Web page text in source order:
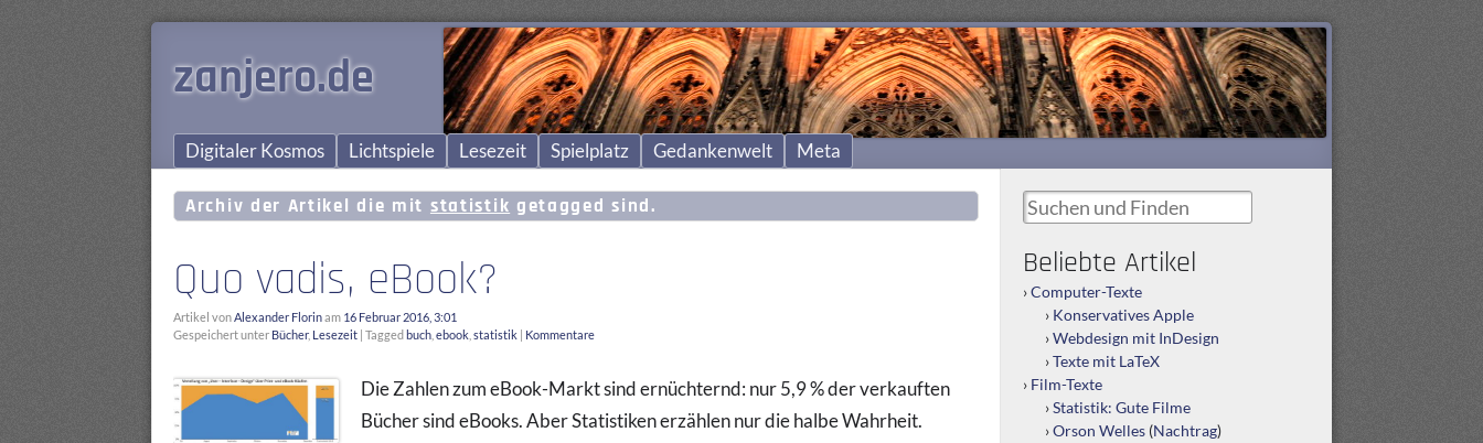
zanjero.de
Digitaler Kosmos Lichtspiele Lesezeit Spielplatz Gedankenwelt Meta
Archiv der Artikel die mit statistik getagged sind.
Quo vadis, eBook?
Artikel vonAlexander Florinam 16 Februar 2016, 3:01
Gespeichert unter Bücher, Lesezeit | Taggedbuch ebook statistik | Kommentare
Die Zahlen zum eBook-Markt sind ernüchternd: nur 5,9 % der verkauften
Bücher sind eBooks. Aber Statistiken erzählen nur die halbe Wahrheit.
Suchen und Finden
Beliebte Artikel
Computer-Texte
Konservatives Apple
Webdesign mit InDesign
Texte mit LaTeX
Film-Texte
Statistik: Gute Filme
Orson Welles (Nachtrag)